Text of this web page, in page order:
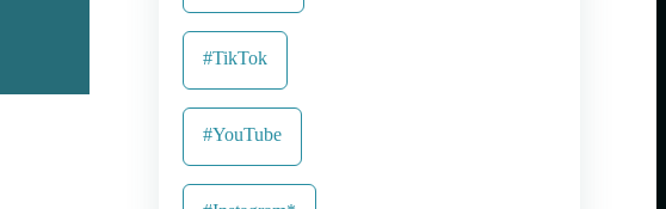
#TikTok
#YouTube